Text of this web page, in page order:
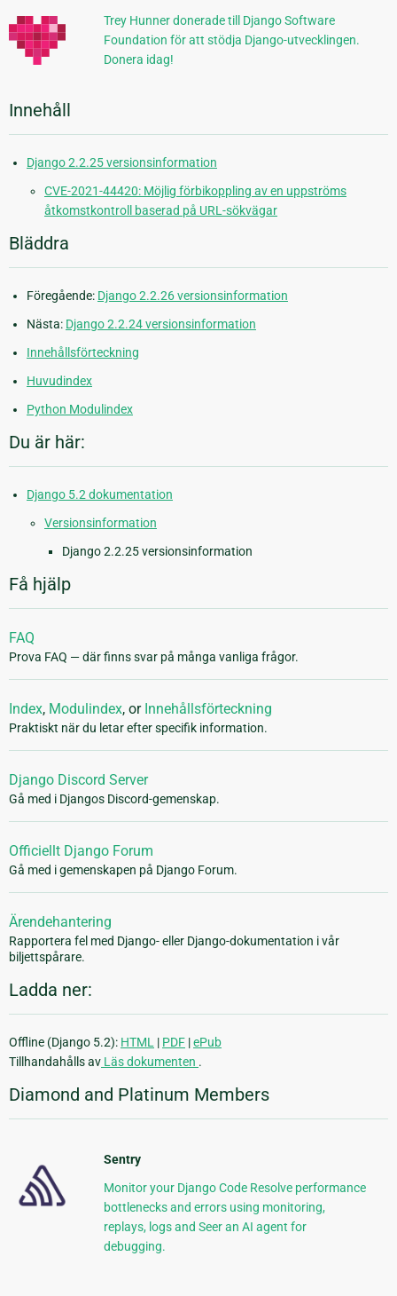
Trey Hunner donerade till Django Software
Foundation för att stödja Django-utvecklingen.
Donera idag!
Innehåll
Django 2.2.25 versionsinformation
CVE-2021-44420: Möjlig förbikoppling av en uppströms
åtkomstkontroll baserad på URL-sökvägar
Bläddra
Föregående: Django 2.2.26 versionsinformation
Nästa: Django 2.2.24 versionsinformation
Innehållsförteckning
Huvudindex
Python Modulindex
Du är här:
Django 5.2 dokumentation
Versionsinformation
Django 2.2.25 versionsinformation
Få hjälp
FAQ
Prova FAQ — där finns svar på många vanliga frågor.
Index, Modulindex, or Innehållsförteckning
Praktiskt när du letar efter specifik information.
Django Discord Server
Gå med i Djangos Discord-gemenskap.
Officiellt Django Forum
Gå med i gemenskapen på Django Forum.
Ärendehantering
Rapportera fel med Django- eller Django-dokumentation i vår
biljettspårare.
Ladda ner:
Offline (Django 5.2): HTML | PDF |ePub
Tillhandahålls av Läs dokumenten .
Diamond and Platinum Members
Sentry
Monitor your Django Code Resolve performance
bottlenecks and errors using monitoring,
replays, logs and Seer an AI agent for
debugging.